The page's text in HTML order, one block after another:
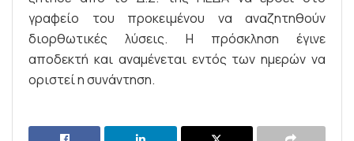
γραφείο του προκειμένου να αναζητηθούν
διορθωτικές λύσεις. Η πρόσκληση έγινε
αποδεκτή και αναμένεται εντός των ημερών να
οριστεί η συνάντηση.